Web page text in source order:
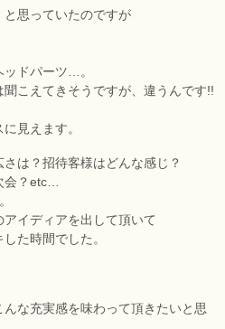
と思っていたのですが
ドパーツ…。
聞こえてきそうですが、違うんです!!
見えます。
は？招待客様はどんな感じ？
会？etc…
イディアを出して頂いて
た時間でした。
な充実感を味わって頂きたいと思